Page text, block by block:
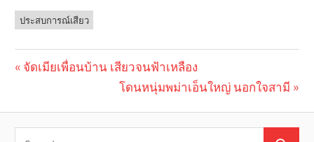
ประสบการณ์เสียว
navigation
Previous
จัดเมียเพื่อนบ้าน เสียวจนฟ้าเหลือง
Next
โดนหนุ่มพม่าเอ็นใหญ่ นอกใจสามี